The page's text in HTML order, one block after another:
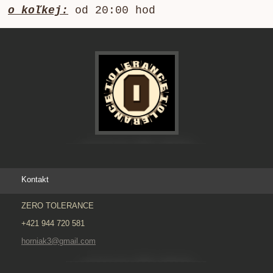
o koľkej: od 20:00 hod
Kontakt
ZERO TOLERANCE
+421 944 720 581
horniak3@gmail.com